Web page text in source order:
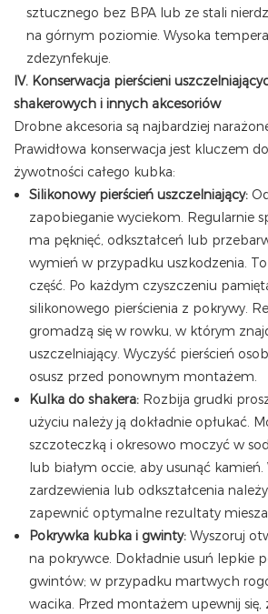
sztucznego bez BPA lub ze stali
na górnym poziomie. Wysoka
zdezynfekuje.
IV. Konserwacja pierścieni
shakerowych i innych akcesoriów
Drobne akcesoria są najbardziej
Prawidłowa konserwacja jest kluczem
żywotności całego kubka:
Silikonowy pierścień uszczelniający:
zapobieganie wyciekom. Regularnie
ma pęknięć, odkształceń lub
wymień w przypadku uszkodzenia.
część. Po każdym czyszczeniu
silikonowego pierścienia z pokrywy.
gromadzą się w rowku, w którym
uszczelniający. Wyczyść pierścień
osusz przed ponownym montażem.
Kulka do shakera:Rozbija grudki
użyciu należy ją dokładnie opłukać.
szczoteczką i okresowo moczyć w
lub białym occie, aby usunąć
zardzewienia lub odkształcenia
zapewnić optymalne rezultaty
Pokrywka kubka i gwinty:Wyszoruj
na pokrywce. Dokładnie usuń lepkie
gwintów; w przypadku martwych
wacika. Przed montażem upewnij się,